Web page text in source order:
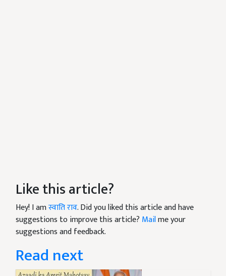
Like this article?
Hey! I amस्वाति राव. Did you liked this article and have
suggestions to improve this article? Mailme your
suggestions and feedback.
Read next